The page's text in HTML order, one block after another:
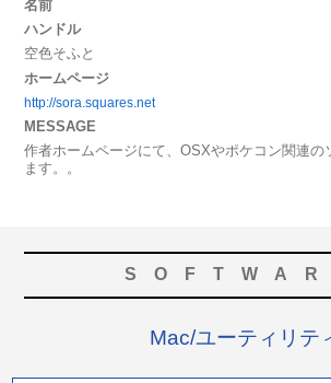
名前
ハンドル
空色そふと
ホームページ
http://sora.squares.net
MESSAGE
作者ホームページにて、OSXやポケコン関連の
ます。。
Mac/ユーティリテ